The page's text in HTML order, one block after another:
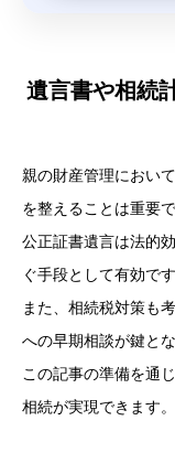
遺言書や相続
親の財産管理におい
を整えることは重要で
公正証書遺言は法的
ぐ手段として有効です
また、相続税対策も
への早期相談が鍵とな
この記事の準備を通
相続が実現できます。